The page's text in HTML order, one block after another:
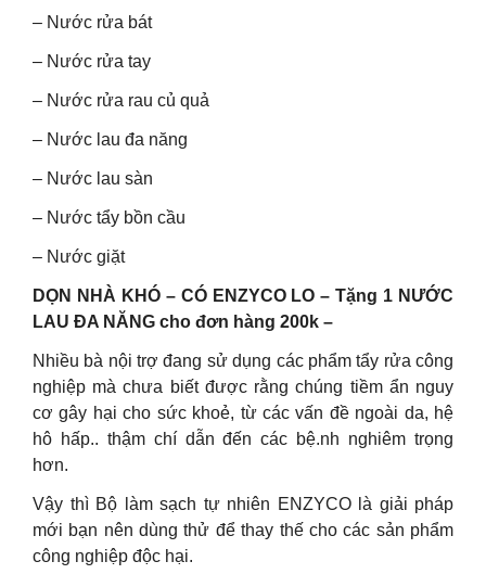
– Nước rửa bát
– Nước rửa tay
– Nước rửa rau củ quả
– Nước lau đa năng
– Nước lau sàn
– Nước tẩy bồn cầu
– Nước giặt
DỌN NHÀ KHÓ – CÓ ENZYCO LO – Tặng 1 NƯỚC
LAU ĐA NĂNG cho đơn hàng 200k –
Nhiều bà nội trợ đang sử dụng các phẩm tẩy rửa công
nghiệp mà chưa biết được rằng chúng tiềm ẩn nguy
cơ gây hại cho sức khoẻ, từ các vấn đề ngoài da, hệ
hô hấp.. thậm chí dẫn đến các bệ.nh nghiêm trọng
hơn.
Vậy thì Bộ làm sạch tự nhiên ENZYCO là giải pháp
mới bạn nên dùng thử để thay thế cho các sản phẩm
công nghiệp độc hại.